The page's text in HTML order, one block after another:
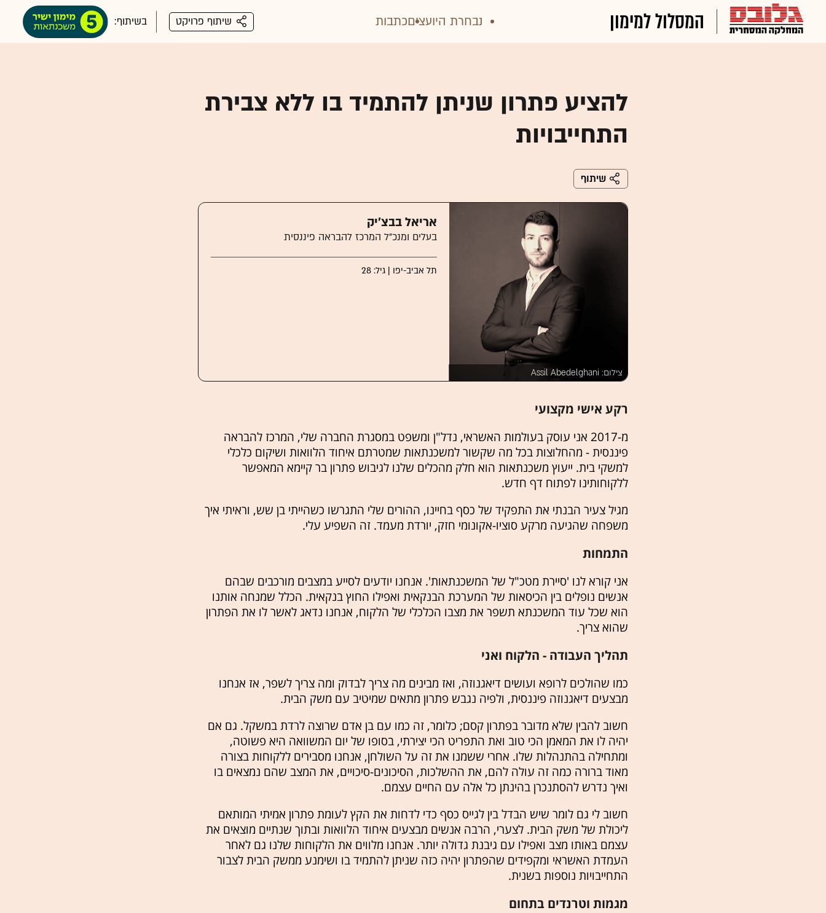
המסלול למימון נבחרת היועציםכתבות שיתוף פרויקט בשיתוף:
להציע פתרון שניתן להתמיד בו ללא צבירת
התחייבויות
שיתוף
צילום: Assil Abedelghani
אריאל בבצ'יק
בעלים ומנכ"ל המרכז להבראה פיננסית
תל אביב-יפו | גיל: 28
רקע אישי מקצועי
מ-2017 אני עוסק בעולמות האשראי, נדל"ן ומשפט במסגרת החברה שלי, המרכז להבראה
פיננסית - מהחלוצות בכל מה שקשור למשכנתאות שמטרתם איחוד הלוואות ושיקום כלכלי
למשקי בית. ייעוץ משכנתאות הוא חלק מהכלים שלנו לגיבוש פתרון בר קיימא המאפשר
ללקוחותינו לפתוח דף חדש.
מגיל צעיר הבנתי את התפקיד של כסף בחיינו, ההורים שלי התגרשו כשהייתי בן שש, וראיתי איך
משפחה שהגיעה מרקע סוציו-אקונומי חזק, יורדת מעמד. זה השפיע עלי.
התמחות
אני קורא לנו 'סיירת מטכ"ל של המשכנתאות'. אנחנו יודעים לסייע במצבים מורכבים שבהם
אנשים נופלים בין הכיסאות של המערכת הבנקאית ואפילו החוץ בנקאית. הכלל שמנחה אותנו
הוא שכל עוד המשכנתא תשפר את מצבו הכלכלי של הלקוח, אנחנו נדאג לאשר לו את הפתרון
שהוא צריך.
תהליך העבודה - הלקוח ואני
כמו שהולכים לרופא ועושים דיאגנוזה, ואז מבינים מה צריך לבדוק ומה צריך לשפר, אז אנחנו
מבצעים דיאגנוזה פיננסית, ולפיה נגבש פתרון מתאים שמיטיב עם משק הבית.
חשוב להבין שלא מדובר בפתרון קסם; כלומר, זה כמו עם בן אדם שרוצה לרדת במשקל. גם אם
יהיה לו את המאמן הכי טוב ואת התפריט הכי יצירתי, בסופו של יום המשוואה היא פשוטה,
ומתחילה בהתנהלות שלו. אחרי ששמנו את זה על השולחן, אנחנו מסבירים ללקוחות בצורה
מאוד ברורה כמה זה עולה להם, את ההשלכות, הסיכונים-סיכויים, את המצב שהם נמצאים בו
ואיך נדרש להסתנכרן בהינתן כל אלה עם החיים עצמם.
חשוב לי גם לומר שיש הבדל בין לגייס כסף כדי לדחות את הקץ לעומת פתרון אמיתי המותאם
ליכולת של משק הבית. לצערי, הרבה אנשים מבצעים איחוד הלוואות ובתוך שנתיים מוצאים את
עצמם באותו מצב ואפילו עם גיבנת גדולה יותר. אנחנו מלווים את הלקוחות שלנו גם לאחר
העמדת האשראי ומקפידים שהפתרון יהיה כזה שניתן להתמיד בו ושימנע ממשק הבית לצבור
התחייבויות נוספות בשנית.
מגמות וטרנדים בתחום